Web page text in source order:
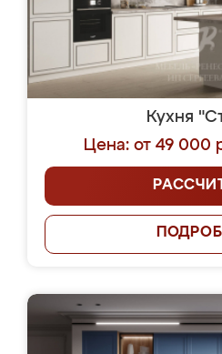
Кухня
Цена: от 49 000